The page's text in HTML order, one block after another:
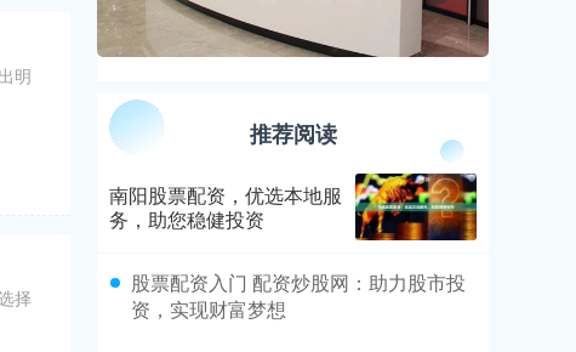
明
择
推荐阅读
南阳股票配资，优选本地服
务，助您稳健投资
​股票配资入门 配资炒股网：助力股市投
资，实现财富梦想